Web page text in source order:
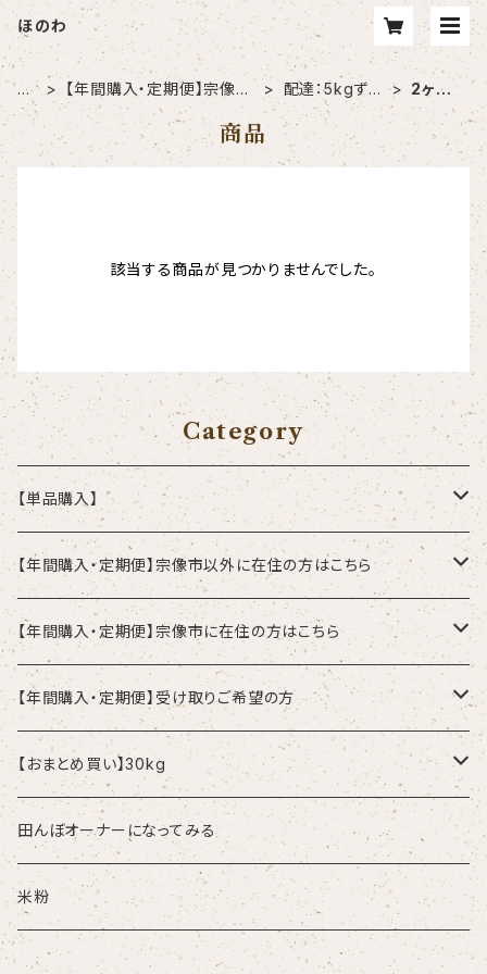
ほのわ
H
O
ME
【年間購入・定期便】宗像市
に在住の方はこちら
配達：5kgずつ
ご希望の方
2ヶ月
に1回
商品
該当する商品が見つかりませんでした。
Category
【単品購入】
2kg
5kg
10kg
【年間購入・定期便】宗像市以外に在住の方はこちら
2kgずつの発送ご希望の方
1ヶ月(毎月)に1回
2ヶ月に1回
5kgずつの発送ご希望の方
1ヶ月(毎月)に1回
2ヶ月に1回
10kgずつの発送ご希望の方
1ヶ月(毎月)に1回
2ヶ月に1回
【年間購入・定期便】宗像市に在住の方はこちら
配達：2kgずつご希望の方
1ヶ月(毎月)に1回
2ヶ月に1回
配達：5kgずつご希望の方
1ヶ月(毎月)に1回
2ヶ月に1回
配達：10kgずつご希望の方
1ヶ月(毎月)に1回
2ヶ月に1回
【年間購入・定期便】受け取りご希望の方
受取：2kgずつの受取ご希望の方
1ヶ月(毎月)に1回
2ヶ月に1回
受取：5kgずつの受取ご希望の方
1ヶ月(毎月)に1回
2ヶ月に1回
受取：10kgずつの受取ご希望の方
1ヶ月(毎月)に1回
【おまとめ買い】30kg
単品：30kg
年間購入：30kg
田んぼオーナーになってみる
米粉